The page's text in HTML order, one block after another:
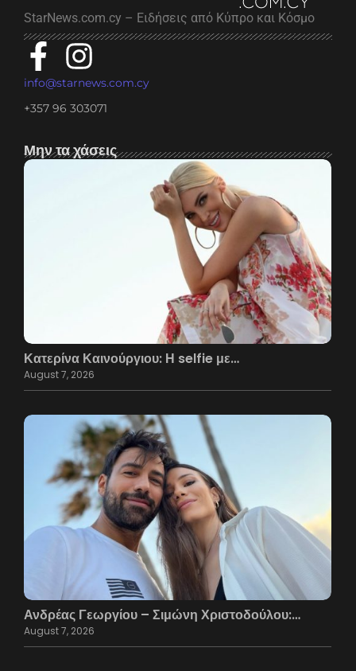
StarNews.com.cy – Ειδήσεις από Κύπρο και Κόσμο
info@starnews.com.cy
+357 96 303071
Μην τα χάσεις
Κατερίνα Καινούργιου: Η selfie με…
August 7, 2026
Ανδρέας Γεωργίου – Σιμώνη Χριστοδούλου:…
August 7, 2026